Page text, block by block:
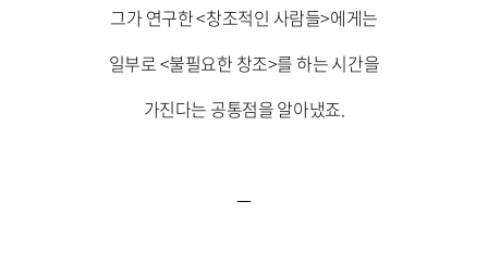
그가 연구한 <창조적인 사람들>에게는
일부로 <불필요한 창조>를 하는 시간을
가진다는 공통점을 알아냈죠.
​